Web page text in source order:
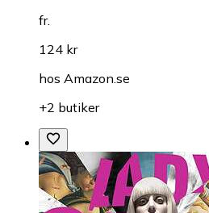
fr.
124 kr
hos Amazon.se
+2 butiker